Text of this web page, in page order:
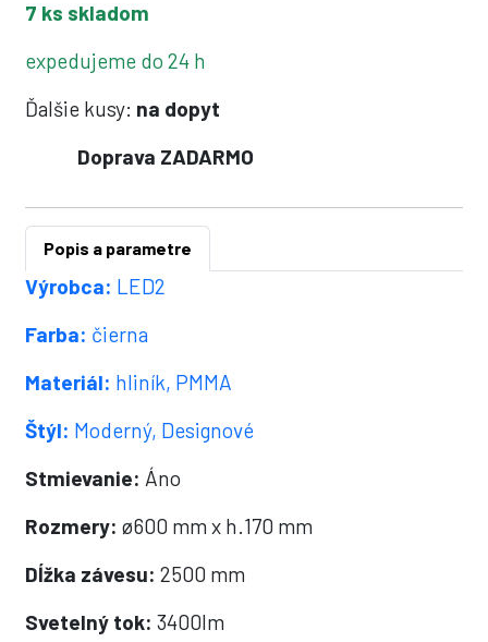
7 ks skladom
expedujeme do 24 h
Ďalšie kusy: na dopyt
Doprava ZADARMO
Popis a parametre
Výrobca: LED2
Farba: čierna
Materiál: hliník, PMMA
Štýl: Moderný, Designové
Stmievanie: Áno
Rozmery: ø600 mm x h.170 mm
Dĺžka závesu: 2500 mm
Svetelný tok: 3400lm